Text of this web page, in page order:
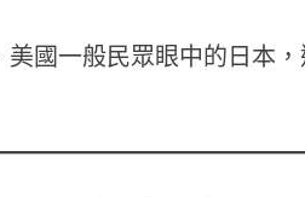
國一般民眾眼中的日本